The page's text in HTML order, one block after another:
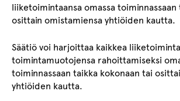
liiketoimintaansa omassa
osittain omistamiensa yhtiöiden kautta.
Säätiö voi harjoittaa kaikkea
toimintamuotojensa rahoittamiseksi
toiminnassaan taikka kokonaan tai
yhtiöiden kautta.